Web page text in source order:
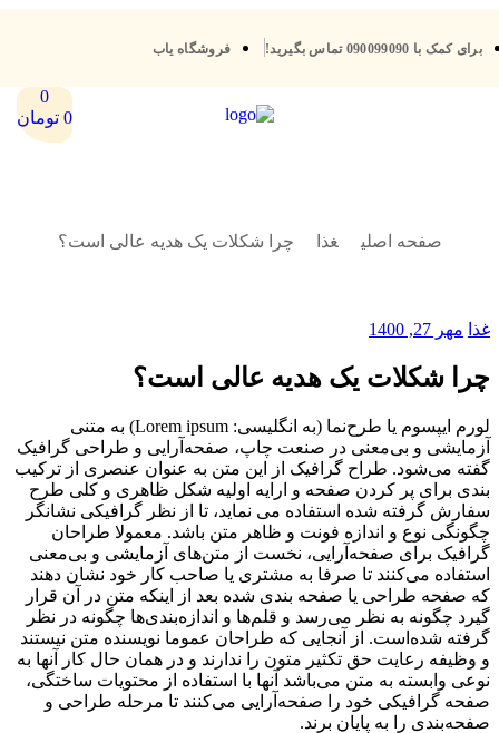
برای کمک با 090099090 تماس بگیرید! فروشگاه یاب
0
0 تومان
صفحه اصلی غذا چرا شکلات یک هدیه عالی است؟
غذا مهر 27, 1400
چرا شکلات یک هدیه عالی است؟
لورم ایپسوم یا طرح‌نما (به انگلیسی: Lorem ipsum) به متنی
آزمایشی و بی‌معنی در صنعت چاپ، صفحه‌آرایی و طراحی گرافیک
گفته می‌شود. طراح گرافیک از این متن به عنوان عنصری از ترکیب
بندی برای پر کردن صفحه و ارایه اولیه شکل ظاهری و کلی طرح
سفارش گرفته شده استفاده می نماید، تا از نظر گرافیکی نشانگر
چگونگی نوع و اندازه فونت و ظاهر متن باشد. معمولا طراحان
گرافیک برای صفحه‌آرایی، نخست از متن‌های آزمایشی و بی‌معنی
استفاده می‌کنند تا صرفا به مشتری یا صاحب کار خود نشان دهند
که صفحه طراحی یا صفحه بندی شده بعد از اینکه متن در آن قرار
گیرد چگونه به نظر می‌رسد و قلم‌ها و اندازه‌بندی‌ها چگونه در نظر
گرفته شده‌است. از آنجایی که طراحان عموما نویسنده متن نیستند
و وظیفه رعایت حق تکثیر متون را ندارند و در همان حال کار آنها به
نوعی وابسته به متن می‌باشد آنها با استفاده از محتویات ساختگی،
صفحه گرافیکی خود را صفحه‌آرایی می‌کنند تا مرحله طراحی و
صفحه‌بندی را به پایان برند.